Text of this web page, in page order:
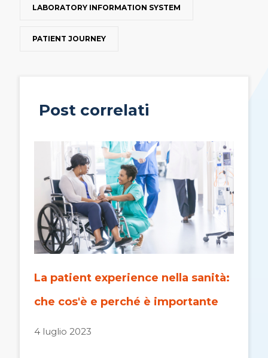
LABORATORY INFORMATION SYSTEM
PATIENT JOURNEY
Post correlati
La patient experience nella sanità:
che cos'è e perché è importante
4 luglio 2023